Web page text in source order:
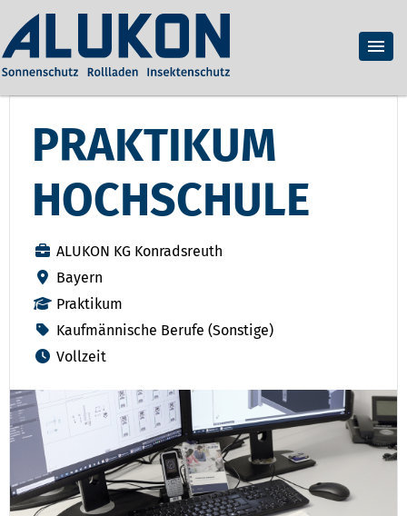
PRAKTIKUM
HOCHSCHULE
ALUKON KG Konradsreuth
Bayern
Praktikum
Kaufmännische Berufe (Sonstige)
Vollzeit